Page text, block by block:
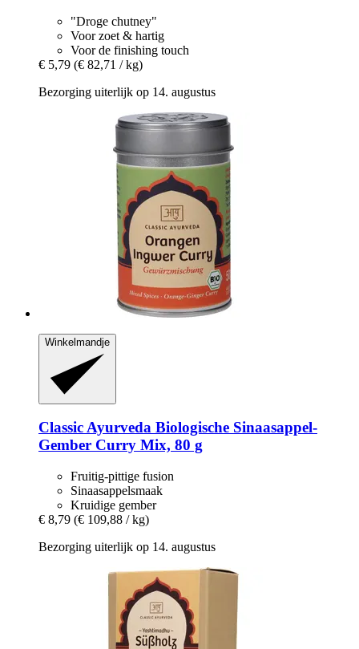
"Droge chutney"
Voor zoet & hartig
Voor de finishing touch
€ 5,79 (€ 82,71 / kg)
Bezorging uiterlijk op 14. augustus
Winkelmandje
Classic Ayurveda Biologische Sinaasappel-​
Gember Curry Mix, 80 g
Fruitig-pittige fusion
Sinaasappelsmaak
Kruidige gember
€ 8,79 (€ 109,88 / kg)
Bezorging uiterlijk op 14. augustus